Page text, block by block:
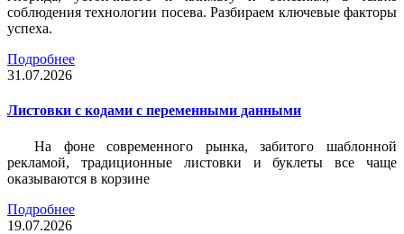
соблюдения технологии посева. Разбираем ключевые факторы
успеха.
Подробнее
31.07.2026
Листовки c кодами с переменными данными
На фоне современного рынка, забитого шаблонной
рекламой, традиционные листовки и буклеты все чаще
оказываются в корзине
Подробнее
19.07.2026